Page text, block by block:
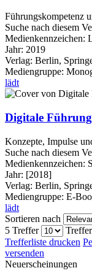
Führungskompetenz
Suche nach diesem
Medienkennzeichen:
Jahr: 2019
Verlag: Berlin,
Mediengruppe:
lädt
Digitale
Konzepte, Impulse
Suche nach diesem
Medienkennzeichen:
Jahr: [2018]
Verlag: Berlin,
Mediengruppe: E-
lädt
Sortieren nach
5 Treffer
Trefferliste drucken
versenden
Neuerscheinungen